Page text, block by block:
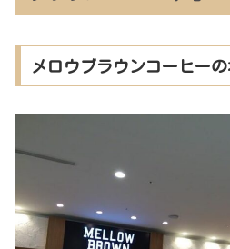
メロウブラウンコーヒー